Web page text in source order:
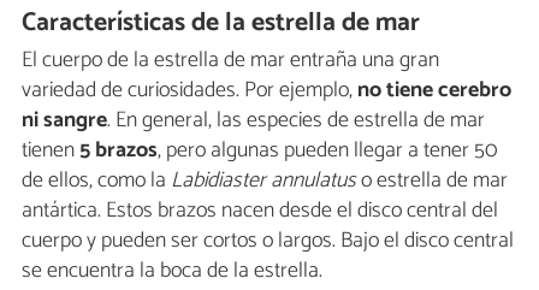
Características de la estrella de mar
El cuerpo de la estrella de mar entraña una gran
variedad de curiosidades. Por ejemplo,no tiene cerebro
ni sangre. En general, las especies de estrella de mar
tienen5 brazos, pero algunas pueden llegar a tener 50
de ellos, como la Labidiaster annulatuso estrella de mar
antártica. Estos brazos nacen desde el disco central del
cuerpo y pueden ser cortos o largos. Bajo el disco central
se encuentra la boca de la estrella.